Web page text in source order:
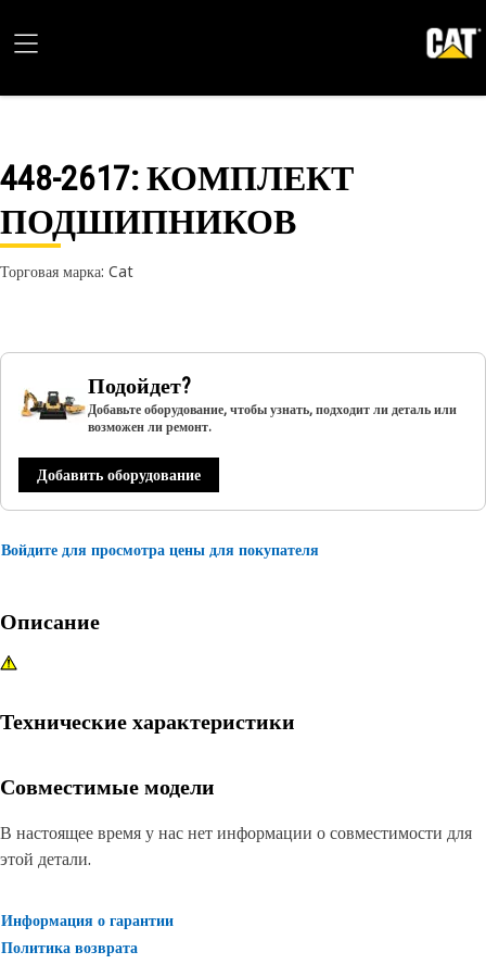
448-2617: КОМПЛЕКТ
ПОДШИПНИКОВ
Торговая марка: Cat
Подойдет?
Добавьте оборудование, чтобы узнать, подходит ли деталь или
возможен ли ремонт.
Добавить оборудование
Войдите для просмотра цены для покупателя
Описание
Технические характеристики
Совместимые модели
В настоящее время у нас нет информации о совместимости для
этой детали.
Информация о гарантии
Политика возврата